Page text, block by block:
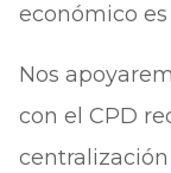
económico
Nos
con el CPD